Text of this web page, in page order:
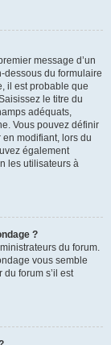
message d’un
dessous du formulaire
il est probable que
le titre du
adéquats,
Vous pouvez définir
en modifiant, lors du
également
les utilisateurs à
?
du forum.
vous semble
forum s’il est